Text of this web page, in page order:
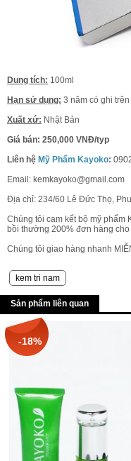
Dung tích: 100ml
Hạn sử dụng: 3 năm có ghi
Xuất xứ: Nhật Bản
Giá bán: 250,000 VNĐ/typ
Liên hệ Mỹ Phẩm Kayoko:
Email: kemkayoko@gmail.com
Địa chỉ: 234/60 Lê Đức Thọ,
Chúng tôi cam kết bộ mỹ phẩm
bồi thường 200% đơn hàng cho
Chúng tôi giao hàng nhanh
kem tri nam
Sản phẩm liên quan
-18%